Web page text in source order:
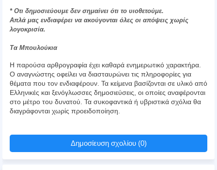
* Οτι δημοσιεύουμε δεν σημαίνει ότι το υιοθετούμε.
Απλά μας ενδιαφέρει να ακούγονται όλες οι απόψεις χωρίς
λογοκρισία.
Τα Μπουλούκια
Η παρούσα αρθρογραφία έχει καθαρά ενημερωτικό χαρακτήρα.
Ο αναγνώστης οφείλει να διασταυρώνει τις πληροφορίες για
θέματα που τον ενδιαφέρουν. Τα κείμενα βασίζονται σε υλικό από
Ελληνικές και ξενόγλωσσες δημοσιεύσεις, οι οποίες αναφέρονται
στο μέτρο του δυνατού. Τα συκοφαντικά ή υβριστικά σχόλια θα
διαγράφονται χωρίς προειδοποίηση.
Δημοσίευση σχολίου (0)